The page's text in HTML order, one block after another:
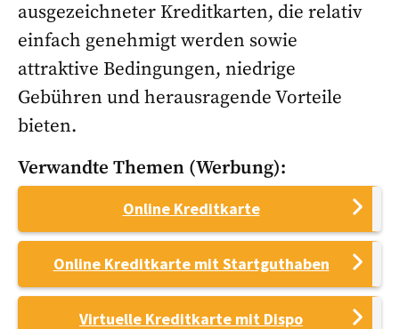
ausgezeichneter Kreditkarten, die relativ
einfach genehmigt werden sowie
attraktive Bedingungen, niedrige
Gebühren und herausragende Vorteile
bieten.
Verwandte Themen (Werbung):
Online Kreditkarte
Online Kreditkarte mit Startguthaben
Virtuelle Kreditkarte mit Dispo